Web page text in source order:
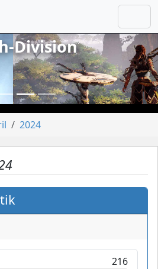
Division
2024
216